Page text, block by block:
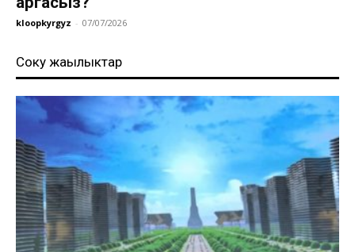
kloopkyrgyz - 07/07/2026
Соңку жаңылыктар